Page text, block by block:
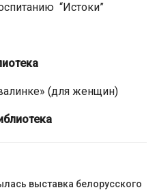
“Истоки”
(для женщин)
выставка белорусского